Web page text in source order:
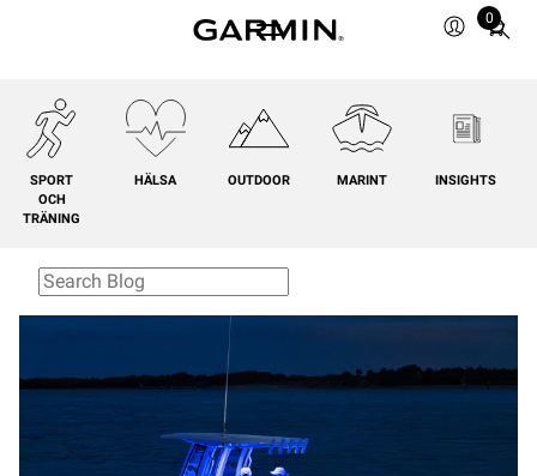
0
Total
0
SPORT
OCH
TRÄNING
HÄLSA OUTDOOR MARINT INSIGHTS